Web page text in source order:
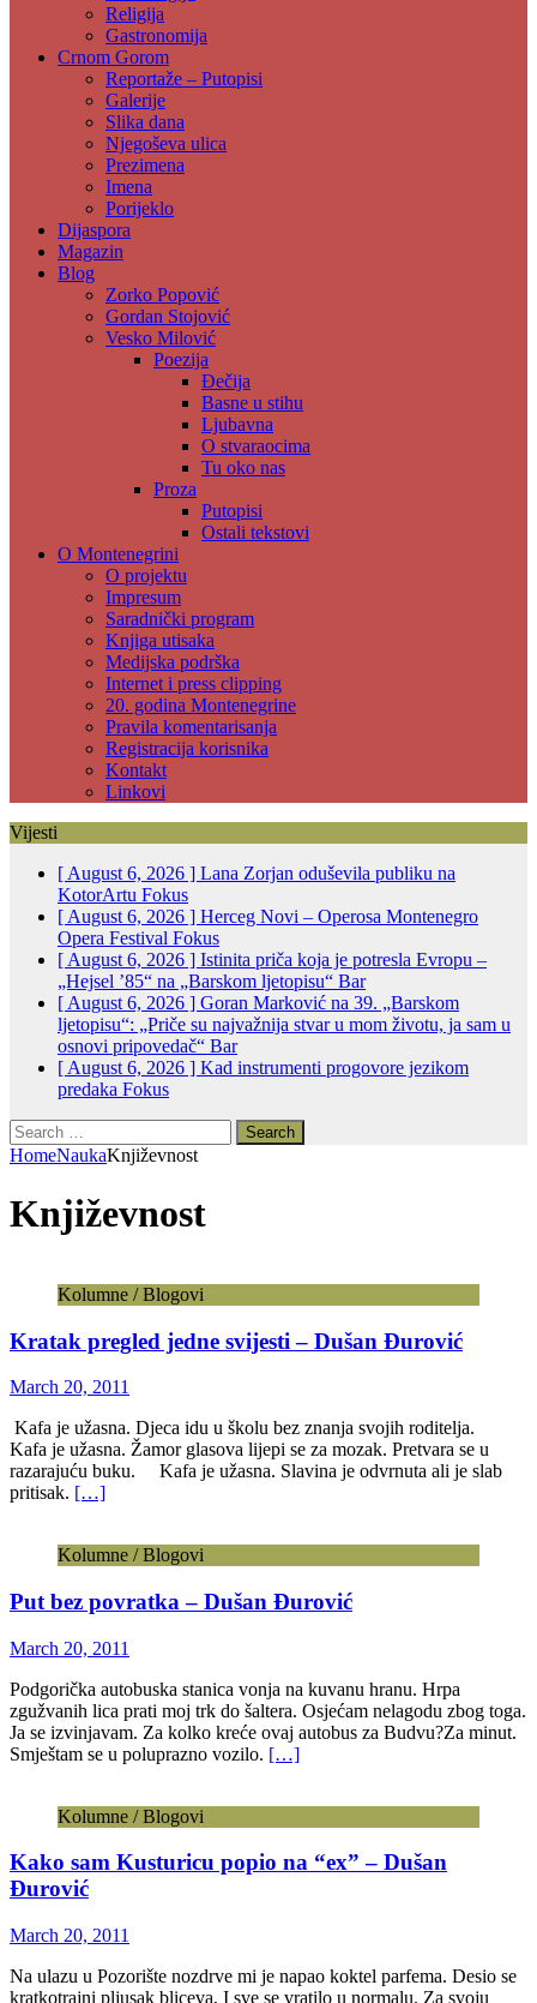
Religija
Gastronomija
Crnom Gorom
Reportaže – Putopisi
Galerije
Slika dana
Njegoševa ulica
Prezimena
Imena
Porijeklo
Dijaspora
Magazin
Blog
Zorko Popović
Gordan Stojović
Vesko Milović
Poezija
Đečija
Basne u stihu
Ljubavna
O stvaraocima
Tu oko nas
Proza
Putopisi
Ostali tekstovi
O Montenegrini
O projektu
Impresum
Saradnički program
Knjiga utisaka
Medijska podrška
Internet i press clipping
20. godina Montenegrine
Pravila komentarisanja
Registracija korisnika
Kontakt
Linkovi
Vijesti
[ August 6, 2026 ] Lana Zorjan oduševila publiku na
KotorArtu Fokus
[ August 6, 2026 ] Herceg Novi – Operosa Montenegro
Opera Festival Fokus
[ August 6, 2026 ] Istinita priča koja je potresla Evropu –
„Hejsel ’85“ na „Barskom ljetopisu“ Bar
[ August 6, 2026 ] Goran Marković na 39. „Barskom
ljetopisu“: „Priče su najvažnija stvar u mom životu, ja sam u
osnovi pripovedač“ Bar
[ August 6, 2026 ] Kad instrumenti progovore jezikom
predaka Fokus
Search
for:
HomeNaukaKnjiževnost
Književnost
Kolumne / Blogovi
Kratak pregled jedne svijesti – Dušan Đurović
March 20, 2011
Kafa je užasna. Djeca idu u školu bez znanja svojih roditelja.
Kafa je užasna. Žamor glasova lijepi se za mozak. Pretvara se u
razarajuću buku. Kafa je užasna. Slavina je odvrnuta ali je slab
pritisak. […]
Kolumne / Blogovi
Put bez povratka – Dušan Đurović
March 20, 2011
Podgorička autobuska stanica vonja na kuvanu hranu. Hrpa
zgužvanih lica prati moj trk do šaltera. Osjećam nelagodu zbog toga.
Ja se izvinjavam. Za kolko kreće ovaj autobus za Budvu?Za minut.
Smještam se u poluprazno vozilo. […]
Kolumne / Blogovi
Kako sam Kusturicu popio na “ex” – Dušan
Đurović
March 20, 2011
Na ulazu u Pozorište nozdrve mi je napao koktel parfema. Desio se
kratkotrajni pljusak bliceva, I sve se vratilo u normalu. Za svoju